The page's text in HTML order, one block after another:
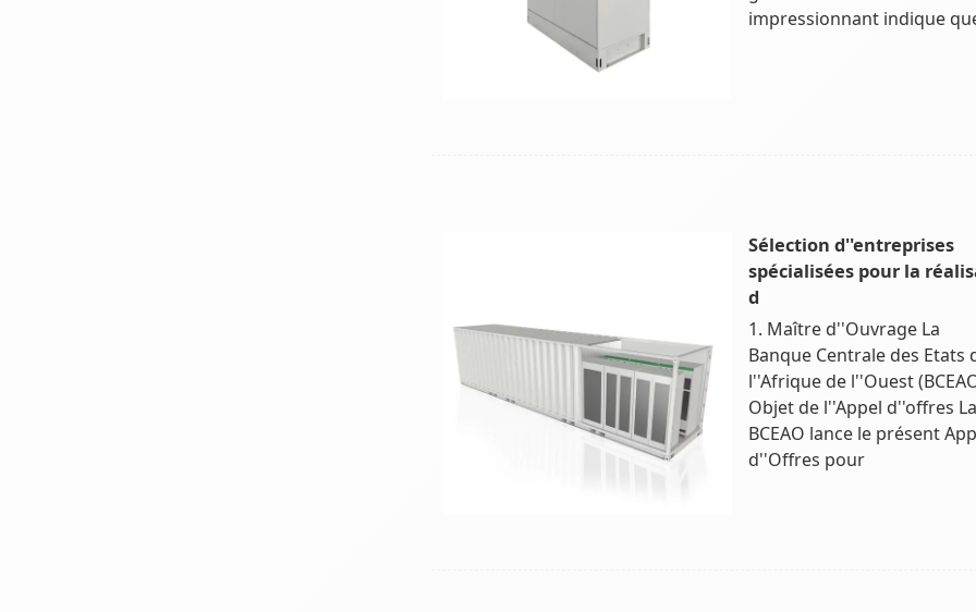
impressionnant indique
Sélection d''entreprises
spécialisées pour la
d
1. Maître d''Ouvrage La
Banque Centrale des Etats
l''Afrique de l''Ouest
Objet de l''Appel d''offres La
BCEAO lance le présent
d''Offres pour